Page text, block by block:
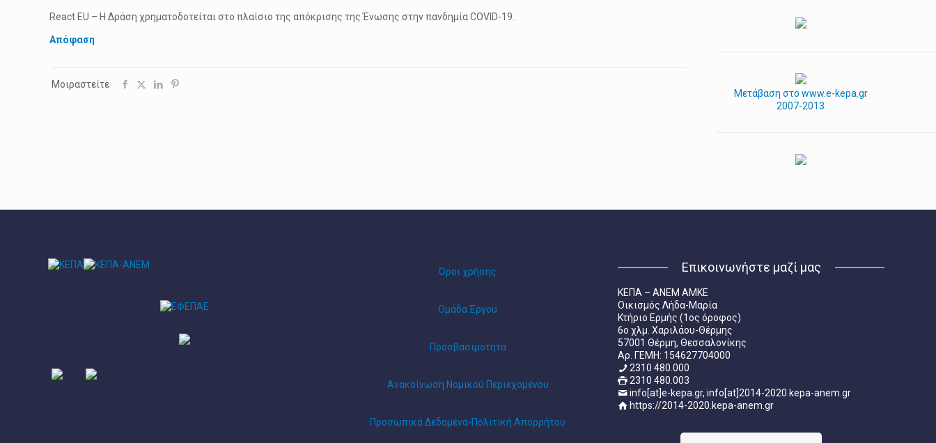
React EU – Η Δράση χρηματοδοτείται στο πλαίσιο της απόκρισης της Ένωσης στην πανδημία COVID-19.
Απόφαση
Μοιραστείτε
Μετάβαση στο www.e-kepa.gr
2007-2013
Όροι χρήσης
Ομάδα Έργου
Προσβασιμότητα
Ανακοίνωση Νομικού Περιεχομένου
Προσωπικά Δεδομένα-Πολιτική Απορρήτου
Επικοινωνήστε μαζί μας
ΚΕΠΑ – ΑΝΕΜ ΑΜΚΕ
Οικισμός Λήδα-Μαρία
Κτήριο Ερμής (1ος όροφος)
6ο χλμ. Χαριλάου-Θέρμης
57001 Θέρμη, Θεσσαλονίκης
Aρ. ΓΕΜΗ: 154627704000
2310 480.000
2310 480.003
info[at]e-kepa.gr, info[at]2014-2020.kepa-anem.gr
https://2014-2020.kepa-anem.gr